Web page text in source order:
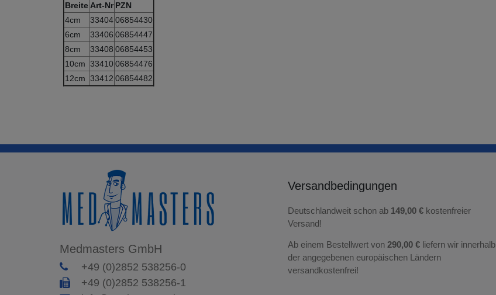
BreiteArt-Nr PZN
4cm
3340406854430
6cm
33406 06854447
8cm
33408 06854453
10cm 33410 06854476
12cm 33412 06854482
Medmasters GmbH
+49 (0)2852 538256-0
+49 (0)2852 538256-1
Versandbedingungen
Deutschlandweit schon ab 149,00 € kostenfreier
Versand!
Ab einem Bestellwert von 290,00 € liefern wir innerhalb
der angegebenen europäischen Ländern
versandkostenfrei!